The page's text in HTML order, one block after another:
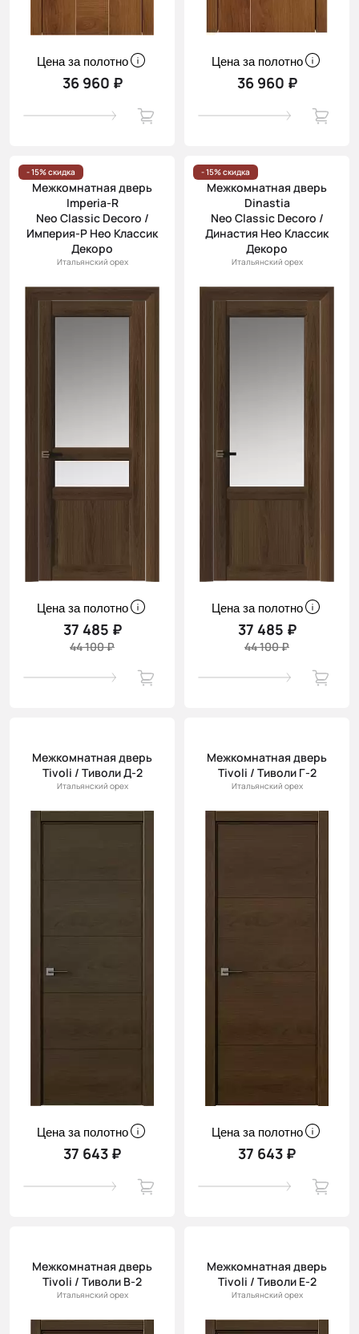
Цена за полотно
36 960 ₽
Цена за полотно
36 960 ₽
- 15% скидка
Межкомнатная дверь
Imperia-R
Neo Classic Decoro /
Империя-Р Нео Классик
Декоро
Итальянский орех
Цена за полотно
37 485 ₽
44 100 ₽
- 15% скидка
Межкомнатная дверь
Dinastia
Neo Classic Decoro /
Династия Нео Классик
Декоро
Итальянский орех
Цена за полотно
37 485 ₽
44 100 ₽
Межкомнатная дверь
Tivoli / Тиволи Д-2
Итальянский орех
Цена за полотно
37 643 ₽
Межкомнатная дверь
Tivoli / Тиволи Г-2
Итальянский орех
Цена за полотно
37 643 ₽
Межкомнатная дверь
Tivoli / Тиволи В-2
Итальянский орех
Межкомнатная дверь
Tivoli / Тиволи Е-2
Итальянский орех